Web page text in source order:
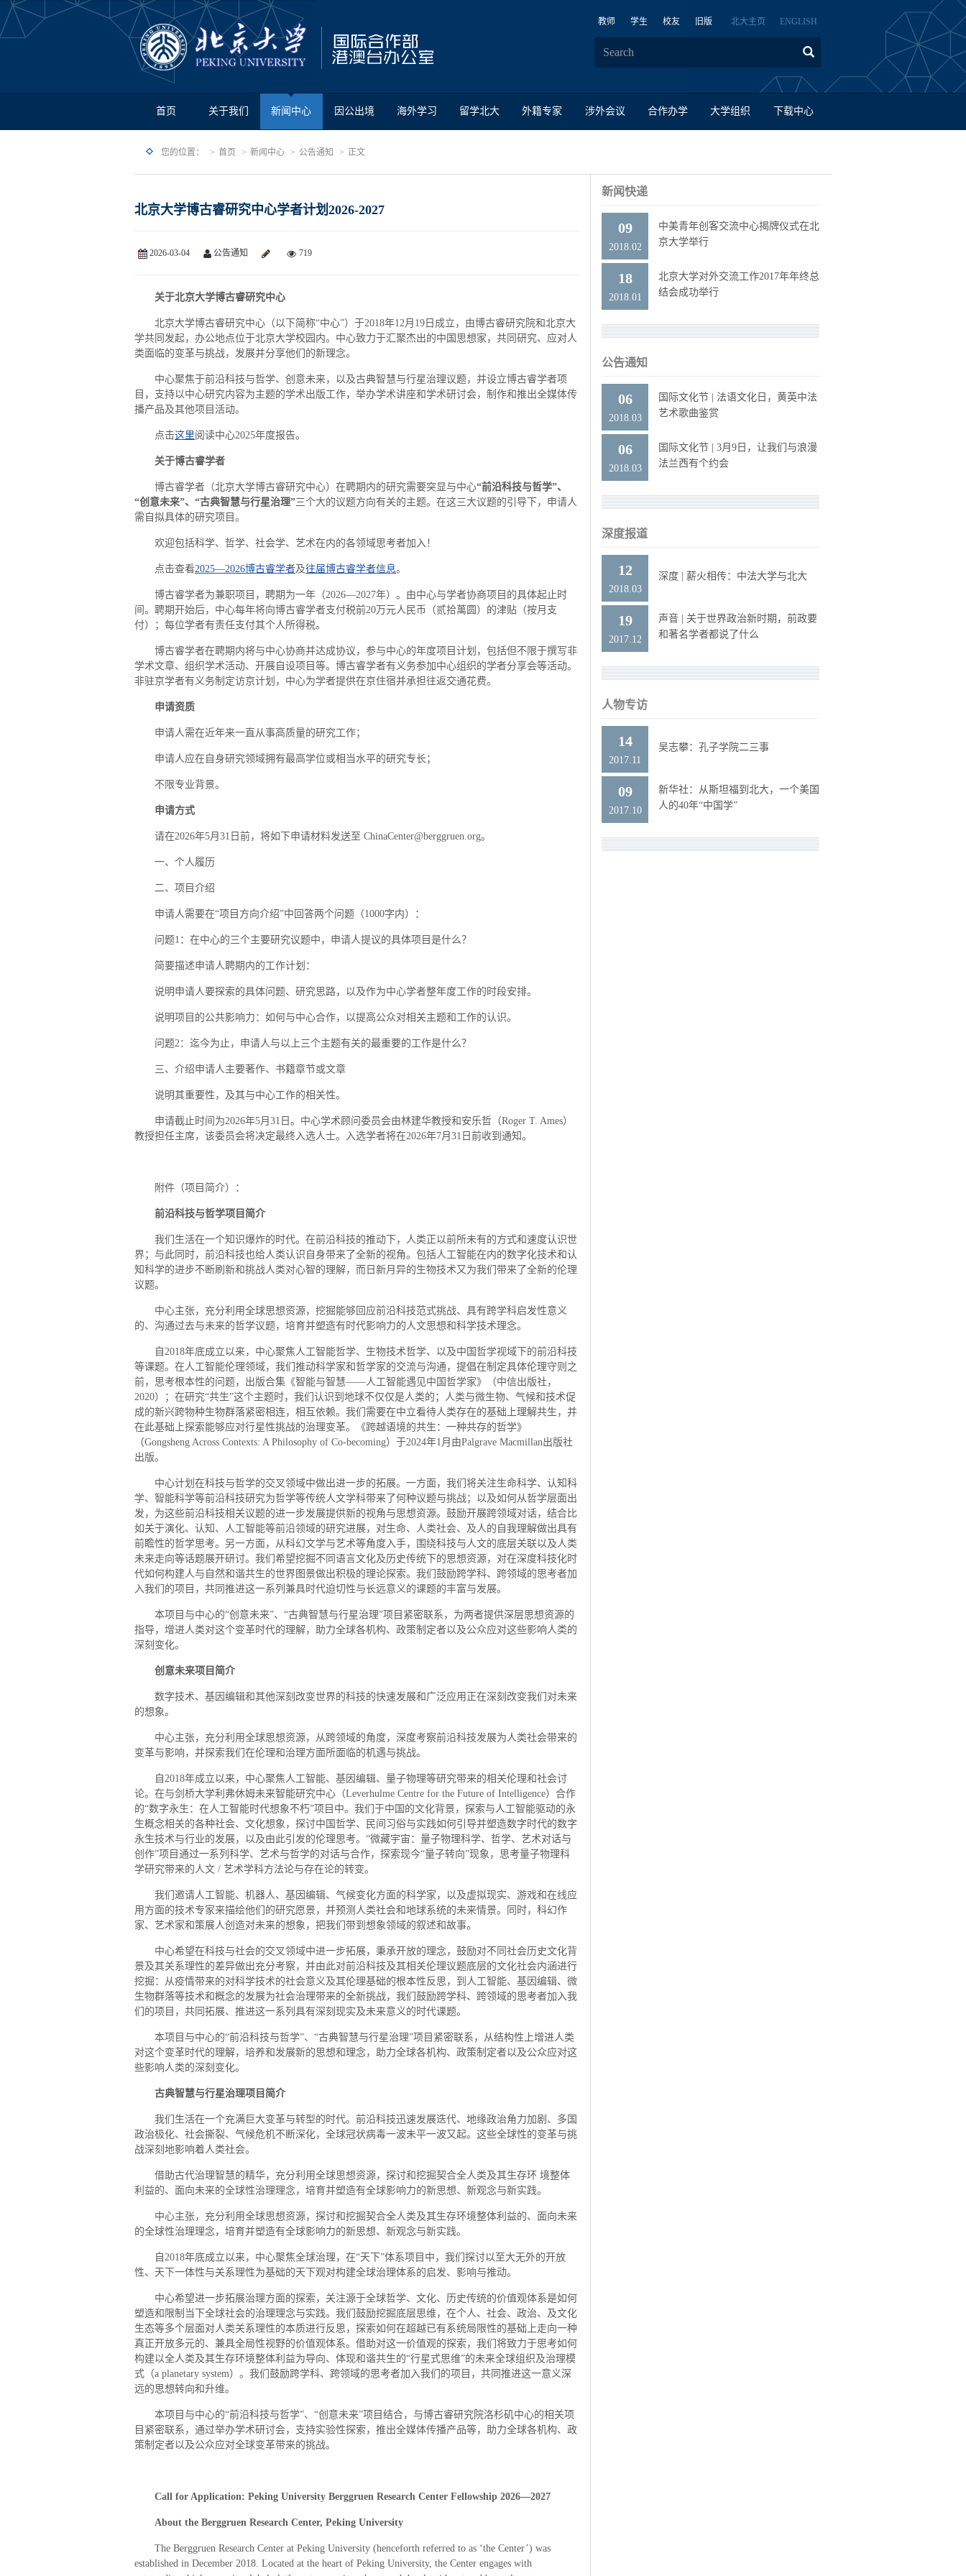
教师 学生 校友 旧版 北大主页 ENGLISH
首页 关于我们 新闻中心 因公出境 海外学习 留学北大 外籍专家 涉外会议 合作办学 大学组织 下载中心
您的位置： 首页 新闻中心 公告通知 正文
北京大学博古睿研究中心学者计划2026-2027
2026-03-04 公告通知 719
关于北京大学博古睿研究中心
北京大学博古睿研究中心（以下简称“中心”）于2018年12月19日成立，由博古睿研究院和北京大
学共同发起，办公地点位于北京大学校园内。中心致力于汇聚杰出的中国思想家，共同研究、应对人
类面临的变革与挑战，发展并分享他们的新理念。
中心聚焦于前沿科技与哲学、创意未来，以及古典智慧与行星治理议题，并设立博古睿学者项
目，支持以中心研究内容为主题的学术出版工作，举办学术讲座和学术研讨会，制作和推出全媒体传
播产品及其他项目活动。
点击这里阅读中心2025年度报告。
关于博古睿学者
博古睿学者（北京大学博古睿研究中心）在聘期内的研究需要突显与中心“前沿科技与哲学”、
“创意未来”、“古典智慧与行星治理”三个大的议题方向有关的主题。在这三大议题的引导下，申请人
需自拟具体的研究项目。
欢迎包括科学、哲学、社会学、艺术在内的各领域思考者加入！
点击查看2025—2026博古睿学者及往届博古睿学者信息。
博古睿学者为兼职项目，聘期为一年（2026—2027年）。由中心与学者协商项目的具体起止时
间。聘期开始后，中心每年将向博古睿学者支付税前20万元人民币（贰拾萬圆）的津贴（按月支
付）；每位学者有责任支付其个人所得税。
博古睿学者在聘期内将与中心协商并达成协议，参与中心的年度项目计划，包括但不限于撰写非
学术文章、组织学术活动、开展自设项目等。博古睿学者有义务参加中心组织的学者分享会等活动。
非驻京学者有义务制定访京计划，中心为学者提供在京住宿并承担往返交通花费。
申请资质
申请人需在近年来一直从事高质量的研究工作；
申请人应在自身研究领域拥有最高学位或相当水平的研究专长；
不限专业背景。
申请方式
请在2026年5月31日前，将如下申请材料发送至 ChinaCenter@berggruen.org。
一、个人履历
二、项目介绍
申请人需要在“项目方向介绍”中回答两个问题（1000字内）：
问题1：在中心的三个主要研究议题中，申请人提议的具体项目是什么？
简要描述申请人聘期内的工作计划：
说明申请人要探索的具体问题、研究思路，以及作为中心学者整年度工作的时段安排。
说明项目的公共影响力：如何与中心合作，以提高公众对相关主题和工作的认识。
问题2：迄今为止，申请人与以上三个主题有关的最重要的工作是什么？
三、介绍申请人主要著作、书籍章节或文章
说明其重要性，及其与中心工作的相关性。
申请截止时间为2026年5月31日。中心学术顾问委员会由林建华教授和安乐哲（Roger T. Ames）
教授担任主席，该委员会将决定最终入选人士。入选学者将在2026年7月31日前收到通知。
附件（项目简介）：
前沿科技与哲学项目简介
我们生活在一个知识爆炸的时代。在前沿科技的推动下，人类正以前所未有的方式和速度认识世
界；与此同时，前沿科技也给人类认识自身带来了全新的视角。包括人工智能在内的数字化技术和认
知科学的进步不断刷新和挑战人类对心智的理解，而日新月异的生物技术又为我们带来了全新的伦理
议题。
中心主张，充分利用全球思想资源，挖掘能够回应前沿科技范式挑战、具有跨学科启发性意义
的、沟通过去与未来的哲学议题，培育并塑造有时代影响力的人文思想和科学技术理念。
自2018年底成立以来，中心聚焦人工智能哲学、生物技术哲学、以及中国哲学视域下的前沿科技
等课题。在人工智能伦理领域，我们推动科学家和哲学家的交流与沟通，提倡在制定具体伦理守则之
前，思考根本性的问题，出版合集《智能与智慧——人工智能遇见中国哲学家》（中信出版社，
2020）；在研究“共生”这个主题时，我们认识到地球不仅仅是人类的；人类与微生物、气候和技术促
成的新兴跨物种生物群落紧密相连，相互依赖。我们需要在中立看待人类存在的基础上理解共生，并
在此基础上探索能够应对行星性挑战的治理变革。《跨越语境的共生：一种共存的哲学》
（Gongsheng Across Contexts: A Philosophy of Co-becoming）于2024年1月由Palgrave Macmillan出版社
出版。
中心计划在科技与哲学的交叉领域中做出进一步的拓展。一方面，我们将关注生命科学、认知科
学、智能科学等前沿科技研究为哲学等传统人文学科带来了何种议题与挑战；以及如何从哲学层面出
发，为这些前沿科技相关议题的进一步发展提供新的视角与思想资源。鼓励开展跨领域对话，结合比
如关于演化、认知、人工智能等前沿领域的研究进展，对生命、人类社会、及人的自我理解做出具有
前瞻性的哲学思考。另一方面，从科幻文学与艺术等角度入手，围绕科技与人文的底层关联以及人类
未来走向等话题展开研讨。我们希望挖掘不同语言文化及历史传统下的思想资源，对在深度科技化时
代如何构建人与自然和谐共生的世界图景做出积极的理论探索。我们鼓励跨学科、跨领域的思考者加
入我们的项目，共同推进这一系列兼具时代迫切性与长远意义的课题的丰富与发展。
本项目与中心的“创意未来”、“古典智慧与行星治理”项目紧密联系，为两者提供深层思想资源的
指导，增进人类对这个变革时代的理解，助力全球各机构、政策制定者以及公众应对这些影响人类的
深刻变化。
创意未来项目简介
数字技术、基因编辑和其他深刻改变世界的科技的快速发展和广泛应用正在深刻改变我们对未来
的想象。
中心主张，充分利用全球思想资源，从跨领域的角度，深度考察前沿科技发展为人类社会带来的
变革与影响，并探索我们在伦理和治理方面所面临的机遇与挑战。
自2018年成立以来，中心聚焦人工智能、基因编辑、量子物理等研究带来的相关伦理和社会讨
论。在与剑桥大学利弗休姆未来智能研究中心（Leverhulme Centre for the Future of Intelligence）合作
的“数字永生：在人工智能时代想象不朽”项目中。我们于中国的文化背景，探索与人工智能驱动的永
生概念相关的各种社会、文化想象，探讨中国哲学、民间习俗与实践如何引导并塑造数字时代的数字
永生技术与行业的发展，以及由此引发的伦理思考。“微藏宇宙：量子物理科学、哲学、艺术对话与
创作”项目通过一系列科学、艺术与哲学的对话与合作，探索现今“量子转向”现象，思考量子物理科
学研究带来的人文 / 艺术学科方法论与存在论的转变。
我们邀请人工智能、机器人、基因编辑、气候变化方面的科学家，以及虚拟现实、游戏和在线应
用方面的技术专家来描绘他们的研究愿景，并预测人类社会和地球系统的未来情景。同时，科幻作
家、艺术家和策展人创造对未来的想象，把我们带到想象领域的叙述和故事。
中心希望在科技与社会的交叉领域中进一步拓展，秉承开放的理念，鼓励对不同社会历史文化背
景及其关系理性的差异做出充分考察，并由此对前沿科技及其相关伦理议题底层的文化社会内涵进行
挖掘：从疫情带来的对科学技术的社会意义及其伦理基础的根本性反思，到人工智能、基因编辑、微
生物群落等技术和概念的发展为社会治理带来的全新挑战，我们鼓励跨学科、跨领域的思考者加入我
们的项目，共同拓展、推进这一系列具有深刻现实及未来意义的时代课题。
本项目与中心的“前沿科技与哲学”、“古典智慧与行星治理”项目紧密联系，从结构性上增进人类
对这个变革时代的理解，培养和发展新的思想和理念，助力全球各机构、政策制定者以及公众应对这
些影响人类的深刻变化。
古典智慧与行星治理项目简介
我们生活在一个充满巨大变革与转型的时代。前沿科技迅速发展迭代、地缘政治角力加剧、多国
政治极化、社会撕裂、气候危机不断深化，全球冠状病毒一波未平一波又起。这些全球性的变革与挑
战深刻地影响着人类社会。
借助古代治理智慧的精华，充分利用全球思想资源，探讨和挖掘契合全人类及其生存环 境整体
利益的、面向未来的全球性治理理念，培育并塑造有全球影响力的新思想、新观念与新实践。
中心主张，充分利用全球思想资源，探讨和挖掘契合全人类及其生存环境整体利益的、面向未来
的全球性治理理念，培育并塑造有全球影响力的新思想、新观念与新实践。
自2018年底成立以来，中心聚焦全球治理，在“天下”体系项目中，我们探讨以至大无外的开放
性、天下一体性与关系理性为基础的天下观对构建全球治理体系的启发、影响与推动。
中心希望进一步拓展治理方面的探索，关注源于全球哲学、文化、历史传统的价值观体系是如何
塑造和限制当下全球社会的治理理念与实践。我们鼓励挖掘底层思维，在个人、社会、政治、及文化
生态等多个层面对人类关系理性的本质进行反思，探索如何在超越已有系统局限性的基础上走向一种
真正开放多元的、兼具全局性视野的价值观体系。借助对这一价值观的探索，我们将致力于思考如何
构建以全人类及其生存环境整体利益为导向、体现和谐共生的“行星式思维”的未来全球组织及治理模
式（a planetary system）。我们鼓励跨学科、跨领域的思考者加入我们的项目，共同推进这一意义深
远的思想转向和升维。
本项目与中心的“前沿科技与哲学”、“创意未来”项目结合，与博古睿研究院洛杉矶中心的相关项
目紧密联系，通过举办学术研讨会，支持实验性探索，推出全媒体传播产品等，助力全球各机构、政
策制定者以及公众应对全球变革带来的挑战。
Call for Application: Peking University Berggruen Research Center Fellowship 2026—2027
About the Berggruen Research Center, Peking University
The Berggruen Research Center at Peking University (henceforth referred to as ‘the Center’) was
established in December 2018. Located at the heart of Peking University, the Center engages with
新闻快递
09
2018.02
中美青年创客交流中心揭牌仪式在北
京大学举行
18
2018.01
北京大学对外交流工作2017年年终总
结会成功举行
公告通知
06
2018.03
国际文化节 | 法语文化日，黄英中法
艺术歌曲鉴赏
06
2018.03
国际文化节 | 3月9日，让我们与浪漫
法兰西有个约会
深度报道
12
2018.03
深度 | 薪火相传：中法大学与北大
19
2017.12
声音 | 关于世界政治新时期，前政要
和著名学者都说了什么
人物专访
14
2017.11
吴志攀：孔子学院二三事
09
2017.10
新华社：从斯坦福到北大，一个美国
人的40年“中国学”